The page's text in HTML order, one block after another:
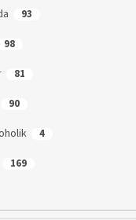
93
98
81
90
4
169